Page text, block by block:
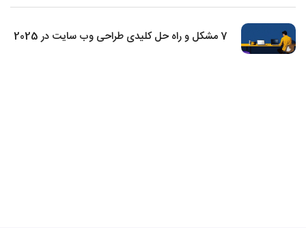
7 مشکل و راه حل کلیدی طراحی وب سایت در 2025